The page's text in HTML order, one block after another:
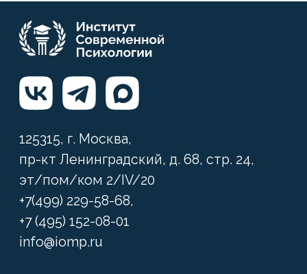
организации
Политика конфиденциальности
Публичная оферта
Согласие на обработку персональных
данных
Политика обработки файлов cookie
Согласие на обработку файлов cookie